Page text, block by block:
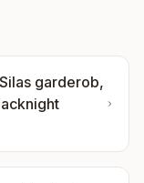
garderob,